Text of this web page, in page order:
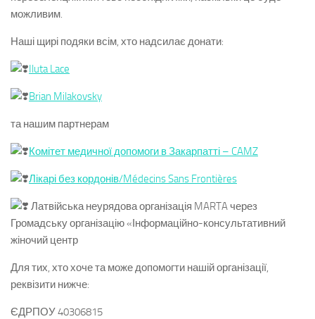
можливим.
Наші щирі подяки всім, хто надсилає донати:
Iluta Lace
Brian Milakovsky
та нашим партнерам
Комітет медичної допомоги в Закарпатті – CAMZ
Лікарі без кордонів/Médecins Sans Frontières
Латвійська неурядова організація MARTA через
Громадську організацію «Інформаційно-консультативний
жіночий центр
Для тих, хто хоче та може допомогти нашій організації,
реквізити нижче:
ЄДРПОУ 40306815